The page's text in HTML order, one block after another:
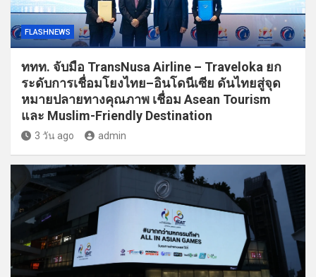
FLASHNEWS
ททท. จับมือ TransNusa Airline – Traveloka ยก
ระดับการเชื่อมโยงไทย–อินโดนีเซีย ดันไทยสู่จุด
หมายปลายทางคุณภาพ เชื่อม Asean Tourism
และ Muslim-Friendly Destination
3 วัน ago admin